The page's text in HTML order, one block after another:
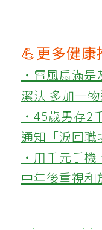
💪更多健康
‧電風扇滿是
潔法 多加一
‧45歲男存2
通知「淚回職
‧用千元手機
中年後重視和